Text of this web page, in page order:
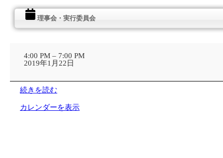
理事会・実行委員会
会・
4:00 PM – 7:00 PM
2019年1月22日
続きを読む
カレンダーを表示